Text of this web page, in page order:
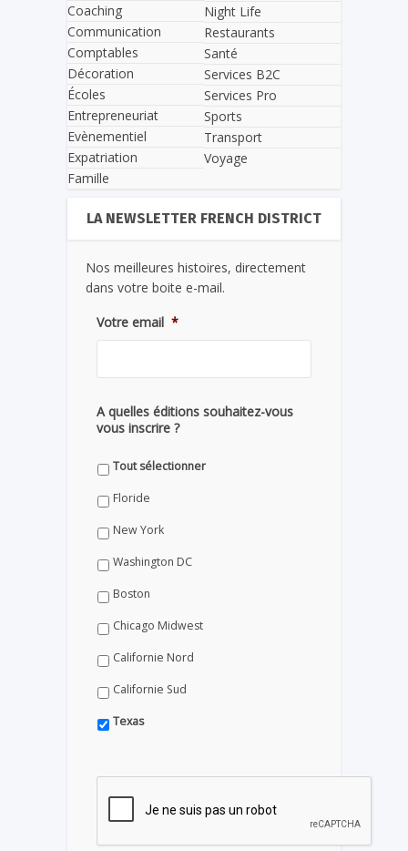
Coaching
Communication
Comptables
Décoration
Écoles
Entrepreneuriat
Evènementiel
Expatriation
Famille
Night Life
Restaurants
Santé
Services B2C
Services Pro
Sports
Transport
Voyage
LA NEWSLETTER FRENCH DISTRICT
Nos meilleures histoires, directement
dans votre boite e-mail.
Votre email *
A quelles éditions souhaitez-vous
vous inscrire ?
Tout sélectionner
Floride
New York
Washington DC
Boston
Chicago Midwest
Californie Nord
Californie Sud
Texas